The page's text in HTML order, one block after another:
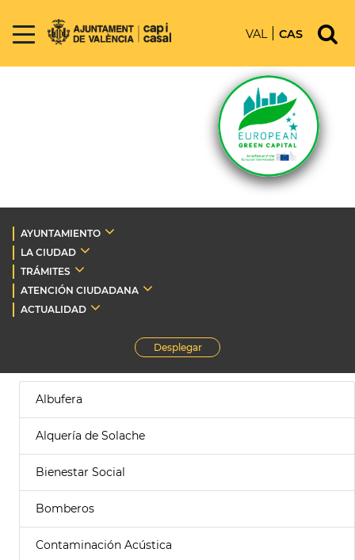
VAL CAS
AYUNTAMIENTO
LA CIUDAD
TRÁMITES
ATENCIÓN CIUDADANA
ACTUALIDAD
Desplegar
Albufera
Alquería de Solache
Bienestar Social
Bomberos
Contaminación Acústica